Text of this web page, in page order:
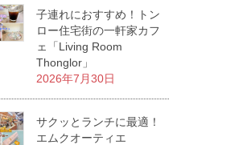
子連れにおすすめ！トン
ロー住宅街の一軒家カフ
ェ「Living Room
Thonglor」
2026年7月30日
サクッとランチに最適！
エムクオーティエ